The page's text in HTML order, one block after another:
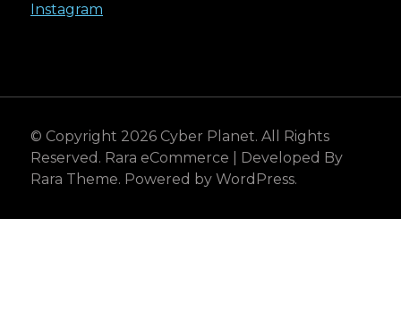
Instagram
© Copyright 2026 Cyber Planet. All Rights
Reserved. Rara eCommerce | Developed By
Rara Theme. Powered by WordPress.